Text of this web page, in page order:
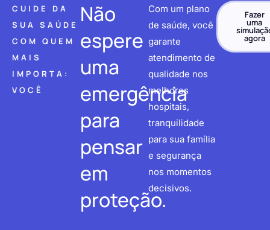
CUIDE DA
SUA SAÚDE
COM QUEM
MAIS
IMPORTA:
VOCÊ
Não
espere
uma
emergência
para
pensar
em
proteção.
Com um plano
de saúde, você
garante
atendimento de
qualidade nos
melhores
hospitais,
tranquilidade
para sua família
e segurança
nos momentos
decisivos.
Fazer
uma
agora